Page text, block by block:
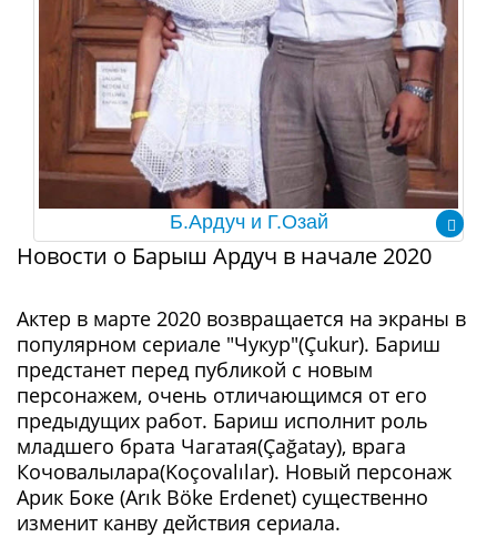
Б.Ардуч и Г.Озай
Новости о Барыш Ардуч в начале 2020
Актер в марте 2020 возвращается на экраны в
популярном сериале "Чукур"(Çukur). Бариш
предстанет перед публикой с новым
персонажем, очень отличающимся от его
предыдущих работ. Бариш исполнит роль
младшего брата Чагатая(Çağatay), врага
Кочовалылара(Koçovalılar). Новый персонаж
Арик Боке (Arık Böke Erdenet) существенно
изменит канву действия сериала.